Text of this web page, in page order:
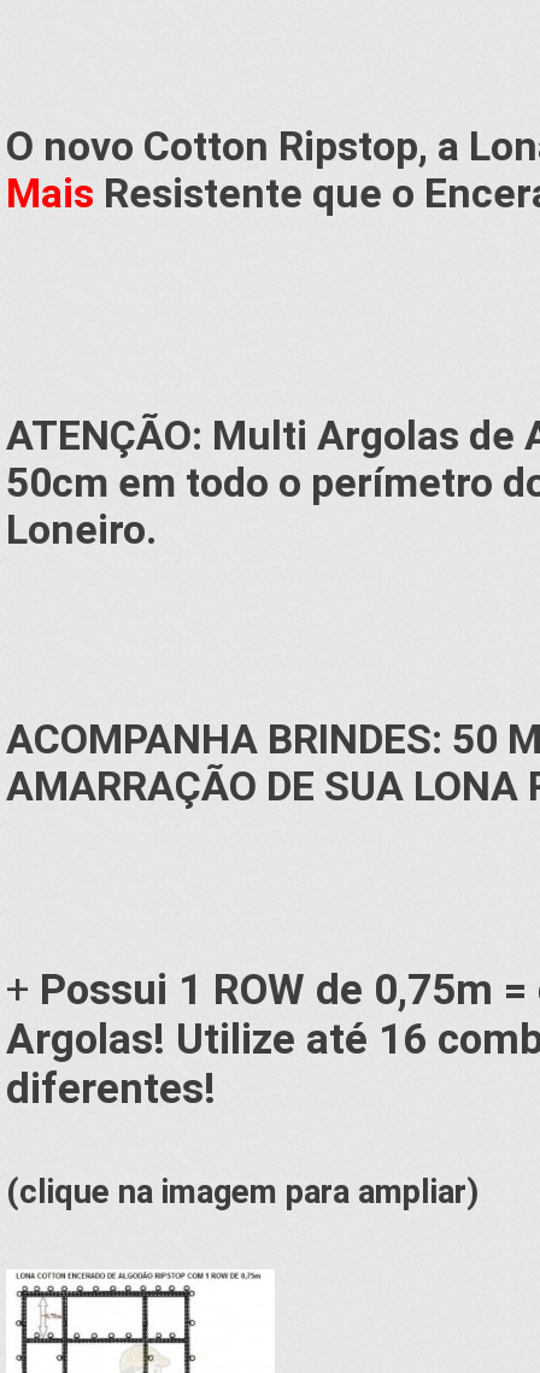
O novo Cotton Ripstop, a
Mais Resistente que o
ATENÇÃO: Multi Argolas de
50cm em todo o perímetro
Loneiro.
ACOMPANHA BRINDES: 50
AMARRAÇÃO DE SUA LONA
+ Possui 1 ROW de 0,75m
Argolas! Utilize até 16
diferentes!
(clique na imagem para ampliar)